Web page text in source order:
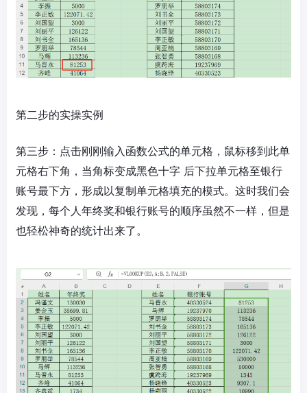
第二步的实操实例
第三步：点击刚刚输入函数公式的单元格，鼠标移到此单
元格右下角，当角标变成黑色十字 后下拉单元格至银行
账号最下方，形成以复制单元格填充的模式。这时我们会
发现，每个人年终奖和银行账号的顺序虽然不一样，但是
也轻松神奇的统计出来了。